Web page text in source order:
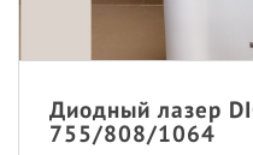
Диодный лазер
755/808/1064